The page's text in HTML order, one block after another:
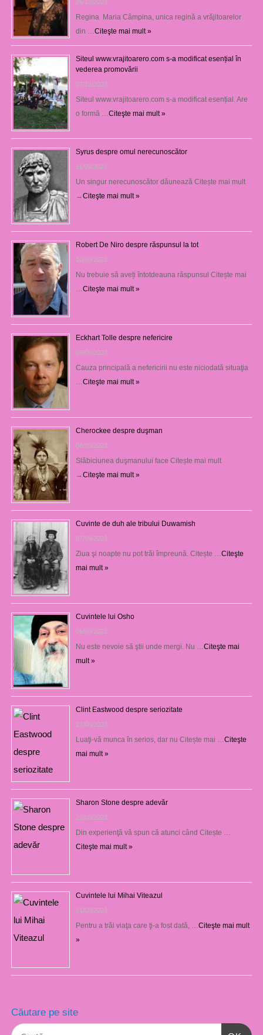
26/12/2023
Regina Maria Câmpina, unica regină a vrăjitoarelor
din … Citeşte mai mult »
Siteul www.vrajitoarero.com s-a modificat esențial în
vederea promovării
07/12/2023
Siteul www.vrajitoarero.com s-a modificat esențial. Are
o formă … Citeşte mai mult »
Syrus despre omul nerecunoscător
11/09/2023
Un singur nerecunoscător dăunează Citește mai mult
→Citeşte mai mult »
Robert De Niro despre răspunsul la tot
10/09/2023
Nu trebuie să aveți întotdeauna răspunsul Citește mai
Citeşte mai mult »
Eckhart Tolle despre nefericire
09/09/2023
Cauza principală a nefericirii nu este niciodată situaţia
Citeşte mai mult »
Cherockee despre duşman
08/09/2023
Slăbiciunea duşmanului face Citește mai mult
→Citeşte mai mult »
Cuvinte de duh ale tribului Duwamish
07/09/2023
Ziua şi noapte nu pot trăi împreună. Citește … Citeşte
mai mult »
Cuvintele lui Osho
06/09/2023
Nu este nevoie să ştii unde mergi. Nu … Citeşte mai
mult »
Clint Eastwood despre seriozitate
23/08/2023
Luaţi-vă munca în serios, dar nu Citește mai … Citeşte
mai mult »
Sharon Stone despre adevăr
22/08/2023
Din experienţă vă spun că atunci când Citește …
Citeşte mai mult »
Cuvintele lui Mihai Viteazul
21/08/2023
Pentru a trăi viaţa care ţi-a fost dată, … Citeşte mai mult
»
Căutare pe site